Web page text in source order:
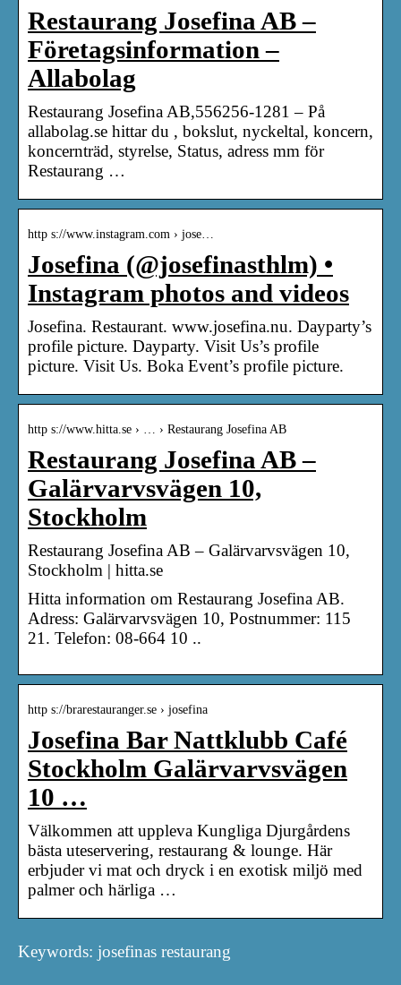
Restaurang Josefina AB –
Företagsinformation –
Allabolag
Restaurang Josefina AB,556256-1281 – På
allabolag.se hittar du , bokslut, nyckeltal, koncern,
koncernträd, styrelse, Status, adress mm för
Restaurang …
http s://www.instagram.com › jose…
Josefina (@josefinasthlm) •
Instagram photos and videos
Josefina. Restaurant. www.josefina.nu. Dayparty’s
profile picture. Dayparty. Visit Us’s profile
picture. Visit Us. Boka Event’s profile picture.
http s://www.hitta.se › … › Restaurang Josefina AB
Restaurang Josefina AB –
Galärvarvsvägen 10,
Stockholm
Restaurang Josefina AB – Galärvarvsvägen 10,
Stockholm | hitta.se
Hitta information om Restaurang Josefina AB.
Adress: Galärvarvsvägen 10, Postnummer: 115
21. Telefon: 08-664 10 ..
http s://brarestauranger.se › josefina
Josefina Bar Nattklubb Café
Stockholm Galärvarvsvägen
10 …
Välkommen att uppleva Kungliga Djurgårdens
bästa uteservering, restaurang & lounge. Här
erbjuder vi mat och dryck i en exotisk miljö med
palmer och härliga …
Keywords: josefinas restaurang